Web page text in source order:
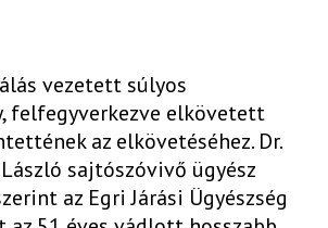
vezetett súlyos
felfegyverkezve elkövetett
az elkövetéséhez. Dr.
sajtószóvivő ügyész
az Egri Járási Ügyészség